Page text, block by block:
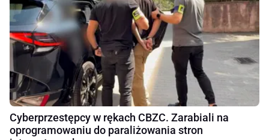
Cyberprzestępcy w rękach CBZC. Zarabiali na
oprogramowaniu do paraliżowania stron